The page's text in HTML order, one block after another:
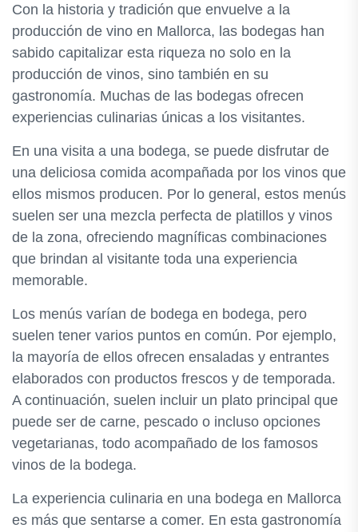
Con la historia y tradición que envuelve a la
producción de vino en Mallorca, las bodegas han
sabido capitalizar esta riqueza no solo en la
producción de vinos, sino también en su
gastronomía. Muchas de las bodegas ofrecen
experiencias culinarias únicas a los visitantes.
En una visita a una bodega, se puede disfrutar de
una deliciosa comida acompañada por los vinos que
ellos mismos producen. Por lo general, estos menús
suelen ser una mezcla perfecta de platillos y vinos
de la zona, ofreciendo magníficas combinaciones
que brindan al visitante toda una experiencia
memorable.
Los menús varían de bodega en bodega, pero
suelen tener varios puntos en común. Por ejemplo,
la mayoría de ellos ofrecen ensaladas y entrantes
elaborados con productos frescos y de temporada.
A continuación, suelen incluir un plato principal que
puede ser de carne, pescado o incluso opciones
vegetarianas, todo acompañado de los famosos
vinos de la bodega.
La experiencia culinaria en una bodega en Mallorca
es más que sentarse a comer. En esta gastronomía